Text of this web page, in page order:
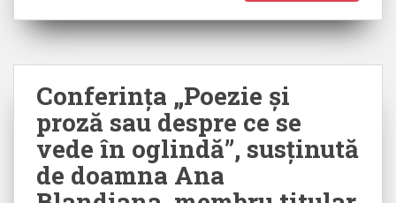
Conferința „Poezie și
proză sau despre ce se
vede în oglindă”, susținută
de doamna Ana